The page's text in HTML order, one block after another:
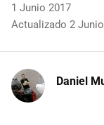
1 Junio 2017
Actualizado 2
Daniel